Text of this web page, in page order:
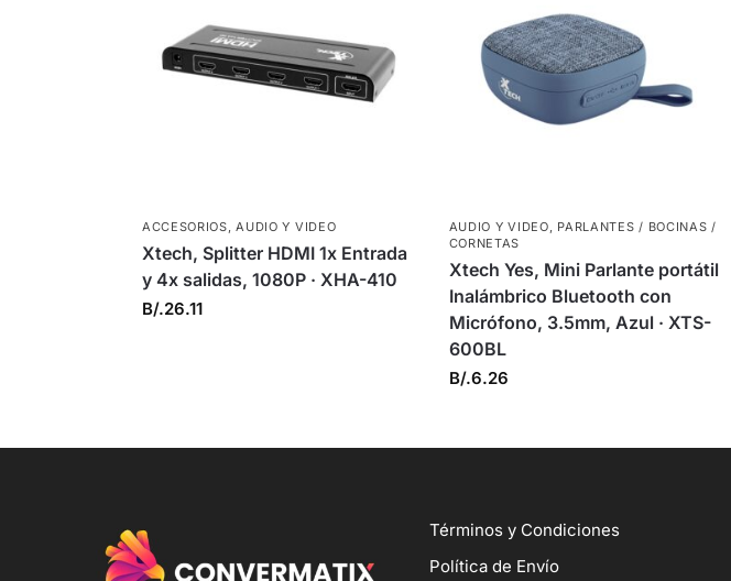
ACCESORIOS,AUDIO Y VIDEO
Xtech, Splitter HDMI 1x Entrada
y 4x salidas, 1080P · XHA-410
B/.26.11
AUDIO Y VIDEO, PARLANTES / BOCINAS /
CORNETAS
Xtech Yes, Mini Parlante portátil
Inalámbrico Bluetooth con
Micrófono, 3.5mm, Azul · XTS-
600BL
B/.6.26
Términos y Condiciones
Política de Envío